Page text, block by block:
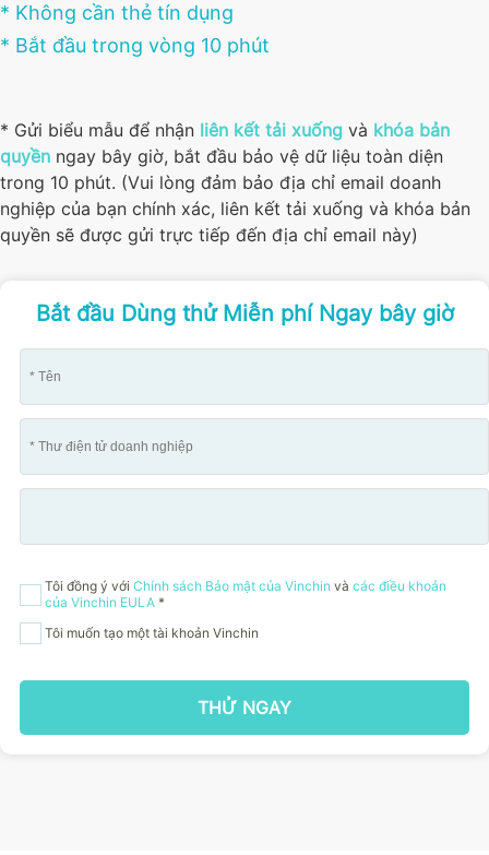
* Không cần thẻ tín dụng
* Bắt đầu trong vòng 10 phút
* Gửi biểu mẫu để nhận liên kết tải xuống và khóa bản
quyền ngay bây giờ, bắt đầu bảo vệ dữ liệu toàn diện
trong 10 phút. (Vui lòng đảm bảo địa chỉ email doanh
nghiệp của bạn chính xác, liên kết tải xuống và khóa bản
quyền sẽ được gửi trực tiếp đến địa chỉ email này)
Bắt đầu Dùng thử Miễn phí Ngay bây giờ
Tôi đồng ý với Chính sách Bảo mật của Vinchin và các điều khoản
của Vinchin EULA *
Tôi muốn tạo một tài khoản Vinchin
THỬ NGAY